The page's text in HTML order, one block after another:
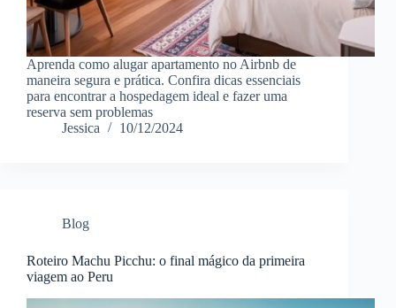
Aprenda como alugar apartamento no Airbnb de
maneira segura e prática. Confira dicas essenciais
para encontrar a hospedagem ideal e fazer uma
reserva sem problemas
Jessica
10/12/2024
Blog
Roteiro Machu Picchu: o final mágico da primeira
viagem ao Peru